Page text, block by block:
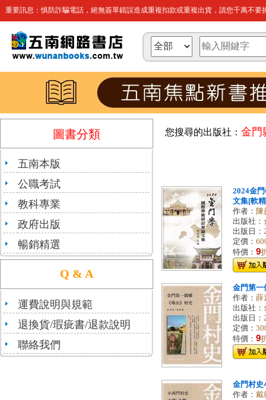
重要訊息：慎防詐騙電話，絕無簽單錯誤造成重複扣款或重複出貨，請您千萬不要
圖書分類
五南本版
公職考試
教科專業
政府出版
暢銷精選
Q & A
運費說明與規範
退換貨/瑕疵書/退款說明
聯絡我們
您搜尋的出版社： 金門
2024金
文集[軟
作者： 陳
出版社：
出版日：
定價：
特價： 9
金門第一
作者： 薛
出版社：
出版日：
定價：
特價： 9
金門村史
作者： 戴